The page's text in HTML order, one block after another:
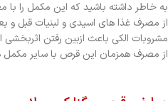
به خاطر داشته باشید که این مکمل را با
از مصرف غذا های اسیدی و لبنیات قبل و
مشروبات الکی باعث ازبین رفتن
از مصرف همزمان این قرص با سایر